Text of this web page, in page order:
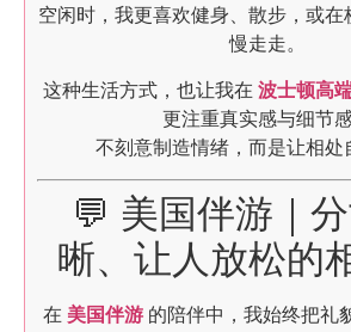
空闲时，我更喜欢健身、散步，或在
慢走走。
这种生活方式，也让我在 波士顿高
更注重真实感与细节感
不刻意制造情绪，而是让相处
💬 美国伴游｜
晰、让人放松的
在 美国伴游 的陪伴中，我始终把礼